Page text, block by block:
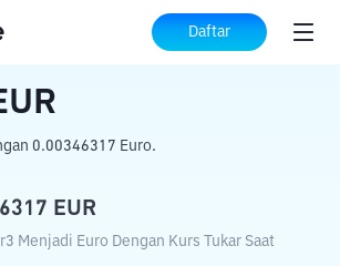
Daftar
Kripto
0.00346317 Euro.
EUR
Menjadi Euro Dengan Kurs Tukar Saat